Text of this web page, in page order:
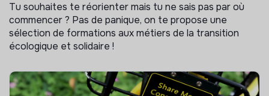
Tu souhaites te réorienter mais tu ne sais pas par où
commencer ? Pas de panique, on te propose une
sélection de formations aux métiers de la transition
écologique et solidaire !